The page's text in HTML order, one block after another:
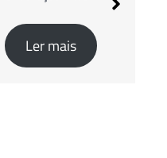
O bairro do Brooklin,
na Zona Sul...